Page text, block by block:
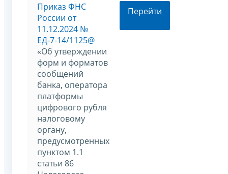
Приказ ФНС
России от
11.12.2024 №
ЕД-7-14/1125@
«Об утверждении
форм и форматов
сообщений
банка, оператора
платформы
цифрового рубля
налоговому
органу,
предусмотренных
пунктом 1.1
статьи 86
Перейти